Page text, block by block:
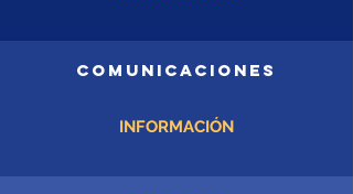
COMUNICACIONES
INFORMACIÓN